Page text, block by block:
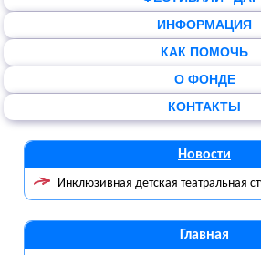
ИНФОРМАЦИЯ
КАК ПОМОЧЬ
О ФОНДЕ
КОНТАКТЫ
Новости
Инклюзивная детская театральная
Главная